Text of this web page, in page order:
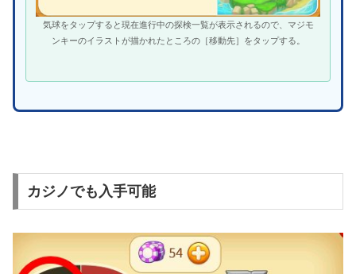
気球をタップすると現在進行中の探検一覧が表示されるので、マジモ
ンキーのイラストが描かれたところの［移動先］をタップする。
カジノでも入手可能